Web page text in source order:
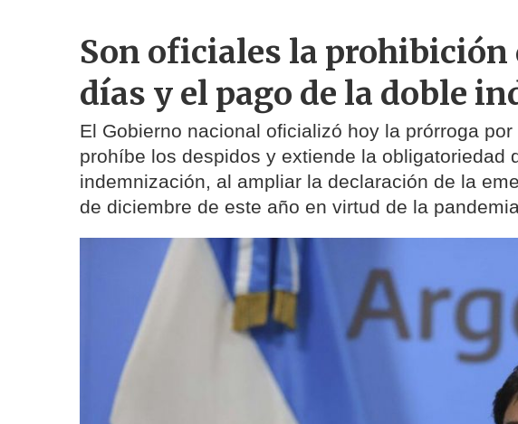
Son oficiales la prohibición
días y el pago de la doble
El Gobierno nacional oficializó hoy la prórroga
prohíbe los despidos y extiende la obligatoriedad
indemnización, al ampliar la declaración de la
de diciembre de este año en virtud de la